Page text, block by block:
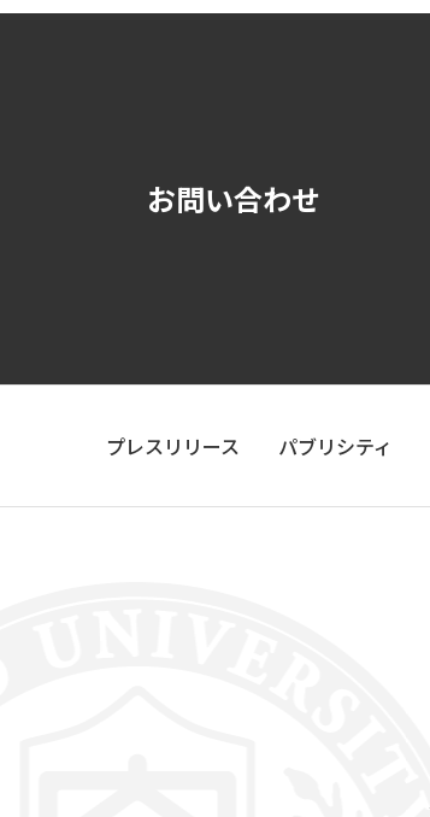
お問い合わせ
プレスリリース パブリシティ